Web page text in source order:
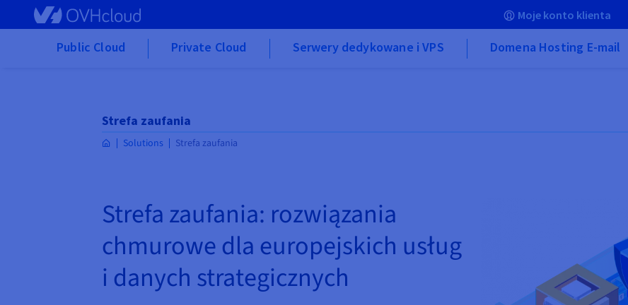
Skip to main content Moje konto klienta
Public Cloud Private Cloud Serwery dedykowane i VPS Domena Hosting E-mail
Strefa zaufania
Solutions Strefa zaufania
Strefa zaufania: rozwiązania
chmurowe dla europejskich usług
i danych strategicznych